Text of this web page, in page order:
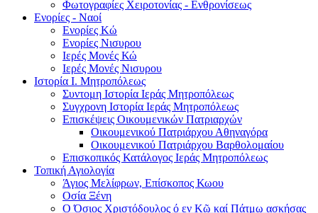
Φωτογραφίες Χειροτονίας - Ενθρονίσεως
Ενορίες - Ναοί
Ενορίες Kώ
Ενορίες Νισυρου
Ιερές Μονές Κώ
Ιερές Μονές Νισυρου
Ιστορία Ι. Μητροπόλεως
Συντομη Ιστορία Ιεράς Μητροπόλεως
Συγχρονη Ιστορία Ιεράς Μητροπόλεως
Επισκέψεις Οικουμενικών Πατριαρχών
Οικουμενικού Πατριάρχου Αθηναγόρα
Οικουμενικού Πατριάρχου Βαρθολομαίου
Επισκοπικός Κατάλογος Ιεράς Μητροπόλεως
Τοπική Αγιολογία
Άγιος Μελίφρων, Επίσκοπος Κωου
Οσία Ξένη
Ο Όσιος Χριστόδουλος ό εν Κῷ καί Πάτμω ασκήσας